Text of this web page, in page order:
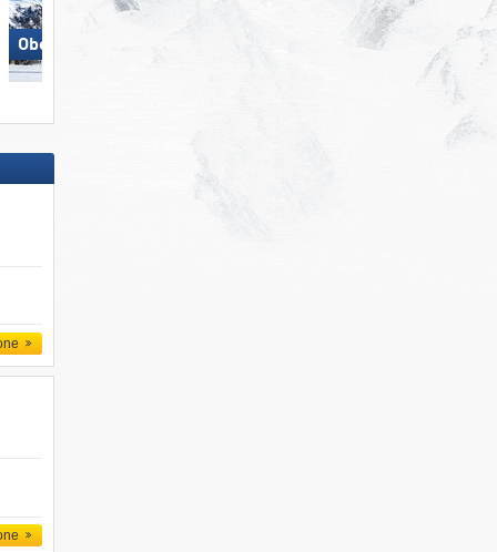
Obereggen San Martino di Castrozza